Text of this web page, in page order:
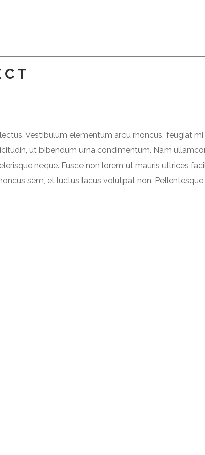
Vestibulum elementum arcu rhoncus, feugiat
ut bibendum urna condimentum. Nam
neque. Fusce non lorem ut mauris ultrices
sem, et luctus lacus volutpat non.